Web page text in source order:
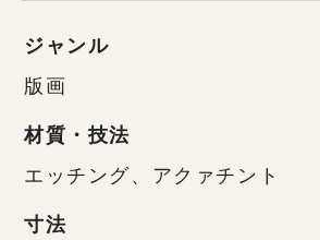
ジャンル
版画
材質・技法
エッチング、アクァチント
寸法